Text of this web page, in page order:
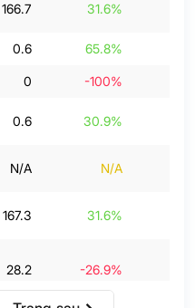
166.7 31.6%
0.6 65.8%
0 -100%
0.6 30.9%
N/A N/A
167.3 31.6%
28.2 -26.9%